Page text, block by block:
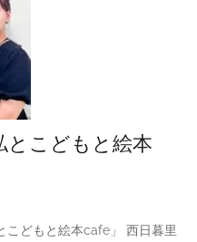
とこどもと絵本
こどもと絵本cafe」 西日暮里